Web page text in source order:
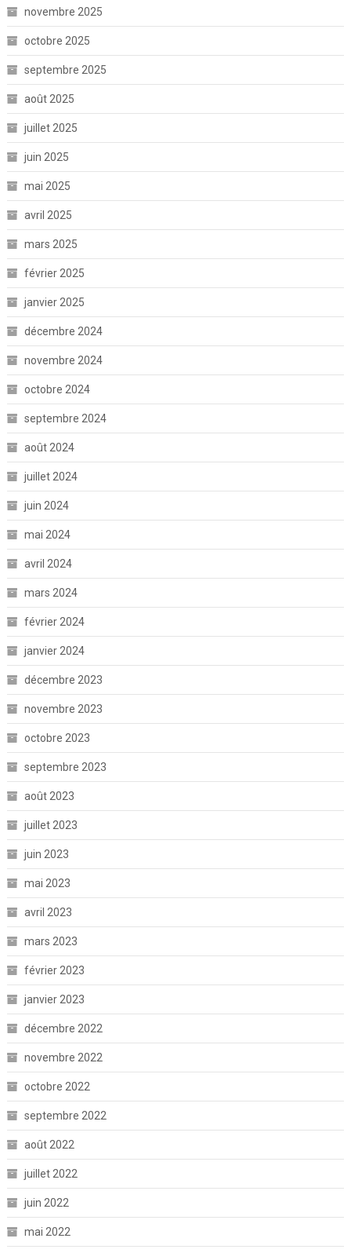
novembre 2025
octobre 2025
septembre 2025
août 2025
juillet 2025
juin 2025
mai 2025
avril 2025
mars 2025
février 2025
janvier 2025
décembre 2024
novembre 2024
octobre 2024
septembre 2024
août 2024
juillet 2024
juin 2024
mai 2024
avril 2024
mars 2024
février 2024
janvier 2024
décembre 2023
novembre 2023
octobre 2023
septembre 2023
août 2023
juillet 2023
juin 2023
mai 2023
avril 2023
mars 2023
février 2023
janvier 2023
décembre 2022
novembre 2022
octobre 2022
septembre 2022
août 2022
juillet 2022
juin 2022
mai 2022